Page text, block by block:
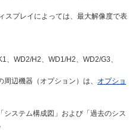
スプレイによっては、最大解像度で表
、WD2/H2、WD1/H2、WD2/G3、
辺機器（オプション）は、 オプショ
システム構成図」および「過去のシス